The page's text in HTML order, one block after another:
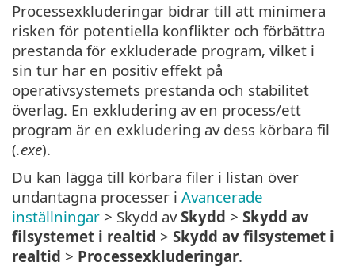
Processexkluderingar bidrar till att minimera
risken för potentiella konflikter och förbättra
prestanda för exkluderade program, vilket i
sin tur har en positiv effekt på
operativsystemets prestanda och stabilitet
överlag. En exkludering av en process/ett
program är en exkludering av dess körbara fil
(.exe).
Du kan lägga till körbara filer i listan över
undantagna processer i Avancerade
inställningar > Skydd avSkydd > Skydd av
filsystemet i realtid > Skydd av filsystemet i
realtid > Processexkluderingar.